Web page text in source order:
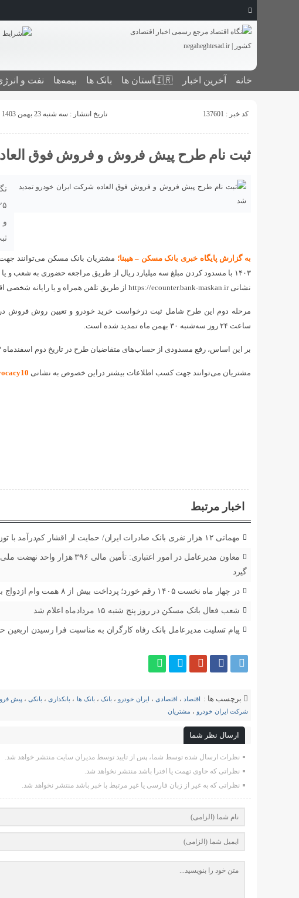
خانه آخرین اخبار 🇮🇷استان ‌ها بانک ها بیمه‌ها نفت و
کد خبر : 137601 تاریخ انتشار : سه شنبه 23 بهمن 1403 - 22:35
ثبت نام طرح پیش فروش و فروش فوق
و
به گزارش پایگاه خبری بانک مسکن – هیبنا؛
۱۴۰۳ با مسدود کردن مبلغ سه میلیارد ریال از طریق مراجعه حضوری به شعب
نشانی https://ecounter.bank-maskan.ir از طریق تلفن همراه و یا رایانه شخصی اقدام کنند.
ساعت ۲۴ روز سه‌شنبه ۳۰ بهمن ماه تمدید شده است.
بر این اساس، رفع مسدودی از حساب‌های متقاضیان طرح در تاریخ دوم اسفندماه ۱۴۰۳ انجام خواهد پذیرفت.
مشتریان می‌توانند جهت کسب اطلاعات بیشتر دراین خصوص به نشانی
اخبار مرتبط
مهمانی ۱۲ هزار نفری بانک صادرات ایران/ حمایت از اقشار کم‌درآمد با توزیع بسته‌های معیشتی
معاون مدیرعامل در امور
گیرد
در چهار ماه نخست ۱۴۰۵ رقم خورد؛ پرداخت بیش از ۸ همت وام ازدواج به زوج‌های جوان توسط بانک ملی ایران
شعب فعال بانک مسکن در روز پنج شنبه ۱۵ مردادماه اعلام شد
پیام تسلیت مدیرعامل بانک رفاه کارگران به مناسبت فرا رسیدن اربعین
برچسب ها : اقتصاد ، اقتصادی ، ایران خودرو ، بانک ، بانک ها ، بانکداری، بانکی، پیش
شرکت ایران خودرو ، مشتریان
ارسال نظر شما
نظرات ارسال شده توسط شما، پس از تایید توسط مدیران سایت منتشر خواهد شد.
نظراتی که حاوی تهمت یا افترا باشد منتشر نخواهد شد.
نظراتی که به غیر از زبان فارسی یا غیر مرتبط با خبر باشد منتشر نخواهد شد.